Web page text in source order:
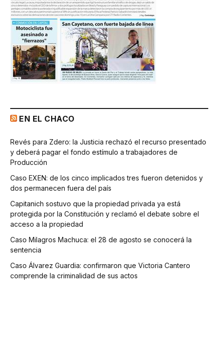
EN EL CHACO
Revés para Zdero: la Justicia rechazó el recurso presentado
y deberá pagar el fondo estímulo a trabajadores de
Producción
Caso EXEN: de los cinco implicados tres fueron detenidos y
dos permanecen fuera del país
Capitanich sostuvo que la propiedad privada ya está
protegida por la Constitución y reclamó el debate sobre el
acceso a la propiedad
Caso Milagros Machuca: el 28 de agosto se conocerá la
sentencia
Caso Álvarez Guardia: confirmaron que Victoria Cantero
comprende la criminalidad de sus actos